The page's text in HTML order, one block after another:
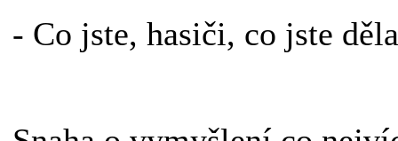
- Co jste, hasiči, co jste